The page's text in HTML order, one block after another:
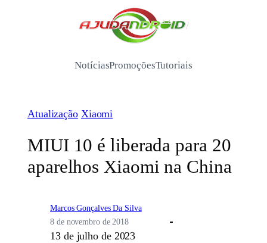
/
NotíciasPromoçõesTutoriais
Atualização Xiaomi
MIUI 10 é liberada para 20
aparelhos Xiaomi na China
Marcos Gonçalves Da Silva
8 de novembro de 2018
13 de julho de 2023